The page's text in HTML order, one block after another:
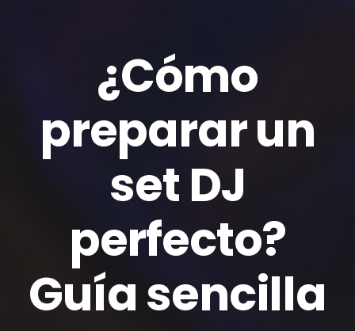
¿Cómo
preparar un
set DJ
perfecto?
Guía sencilla